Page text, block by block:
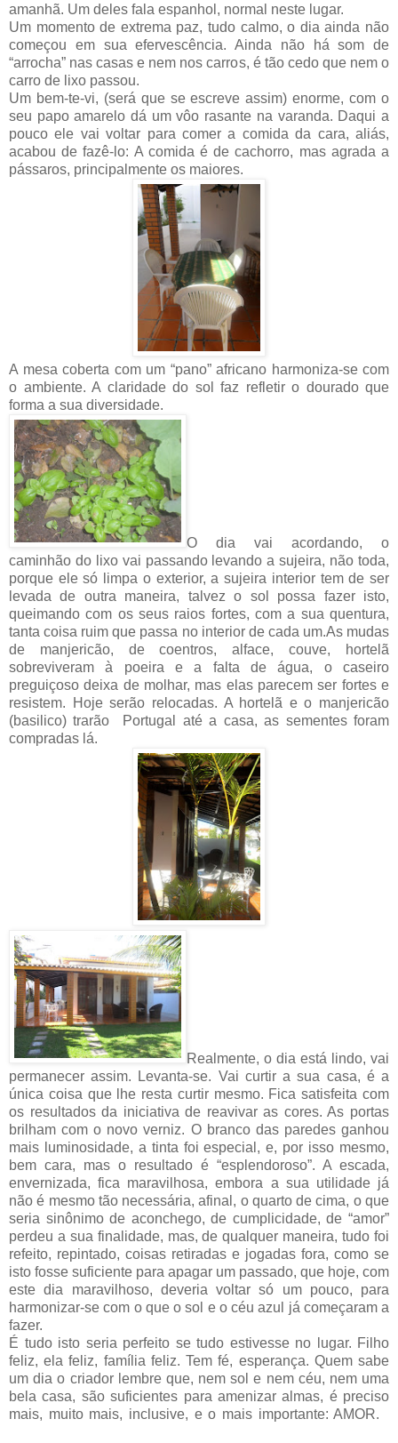
amanhã. Um deles fala espanhol, normal neste lugar.
Um momento de extrema paz, tudo calmo, o dia ainda não
começou em sua efervescência. Ainda não há som de
“arrocha” nas casas e nem nos carros, é tão cedo que nem o
carro de lixo passou.
Um bem-te-vi, (será que se escreve assim) enorme, com o
seu papo amarelo dá um vôo rasante na varanda. Daqui a
pouco ele vai voltar para comer a comida da cara, aliás,
acabou de fazê-lo: A comida é de cachorro, mas agrada a
pássaros, principalmente os maiores.
A mesa coberta com um “pano” africano harmoniza-se com
o ambiente. A claridade do sol faz refletir o dourado que
forma a sua diversidade.
O dia vai acordando, o
caminhão do lixo vai passando levando a sujeira, não toda,
porque ele só limpa o exterior, a sujeira interior tem de ser
levada de outra maneira, talvez o sol possa fazer isto,
queimando com os seus raios fortes, com a sua quentura,
tanta coisa ruim que passa no interior de cada um.As mudas
de manjericão, de coentros, alface, couve, hortelã
sobreviveram à poeira e a falta de água, o caseiro
preguiçoso deixa de molhar, mas elas parecem ser fortes e
resistem. Hoje serão relocadas. A hortelã e o manjericão
(basilico) trarão Portugal até a casa, as sementes foram
compradas lá.
Realmente, o dia está lindo, vai
permanecer assim. Levanta-se. Vai curtir a sua casa, é a
única coisa que lhe resta curtir mesmo. Fica satisfeita com
os resultados da iniciativa de reavivar as cores. As portas
brilham com o novo verniz. O branco das paredes ganhou
mais luminosidade, a tinta foi especial, e, por isso mesmo,
bem cara, mas o resultado é “esplendoroso”. A escada,
envernizada, fica maravilhosa, embora a sua utilidade já
não é mesmo tão necessária, afinal, o quarto de cima, o que
seria sinônimo de aconchego, de cumplicidade, de “amor”
perdeu a sua finalidade, mas, de qualquer maneira, tudo foi
refeito, repintado, coisas retiradas e jogadas fora, como se
isto fosse suficiente para apagar um passado, que hoje, com
este dia maravilhoso, deveria voltar só um pouco, para
harmonizar-se com o que o sol e o céu azul já começaram a
fazer.
É tudo isto seria perfeito se tudo estivesse no lugar. Filho
feliz, ela feliz, família feliz. Tem fé, esperança. Quem sabe
um dia o criador lembre que, nem sol e nem céu, nem uma
bela casa, são suficientes para amenizar almas, é preciso
mais, muito mais, inclusive, e o mais importante: AMOR.